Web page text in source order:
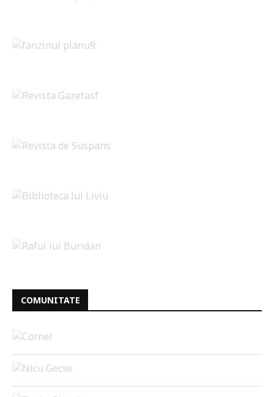
COMUNITATE